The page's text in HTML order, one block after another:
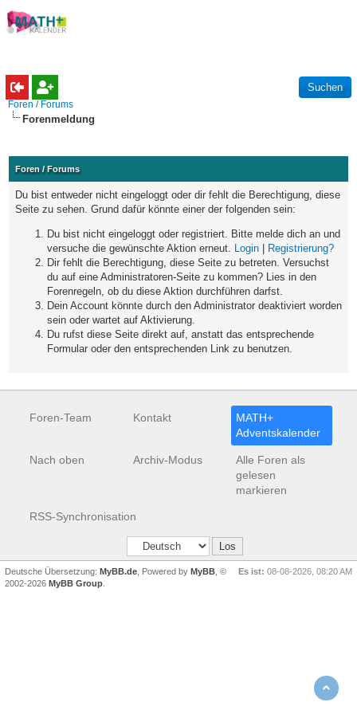
Foren / Forums
Forenmeldung
Foren / Forums
Du bist entweder nicht eingeloggt oder dir fehlt die Berechtigung, diese
Seite zu sehen. Grund dafür könnte einer der folgenden sein:
Du bist nicht eingeloggt oder registriert. Bitte melde dich an und
versuche die gewünschte Aktion erneut. Login | Registrierung?
Dir fehlt die Berechtigung, diese Seite zu betreten. Versuchst
du auf eine Administratoren-Seite zu kommen? Lies in den
Forenregeln, ob du diese Aktion durchführen darfst.
Dein Account könnte durch den Administrator deaktiviert worden
sein oder wartet auf Aktivierung.
Du rufst diese Seite direkt auf, anstatt das entsprechende
Formular oder den entsprechenden Link zu benutzen.
Foren-Team Kontakt
MATH+
Adventskalender
Nach oben Archiv-Modus
Alle Foren als
gelesen
markieren
RSS-Synchronisation
Es ist: 08-08-2026, 08:20 AM
Deutsche Übersetzung: MyBB.de , Powered by MyBB , ©
2002-2026 MyBB Group